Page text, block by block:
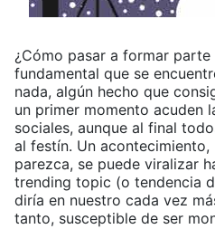
¿Cómo pasar a formar
fundamental que se
nada, algún hecho que
un primer momento acuden
sociales, aunque al final
al festín. Un
parezca, se puede viralizar
trending topic (o tendencia
diría en nuestro cada vez
tanto, susceptible de ser